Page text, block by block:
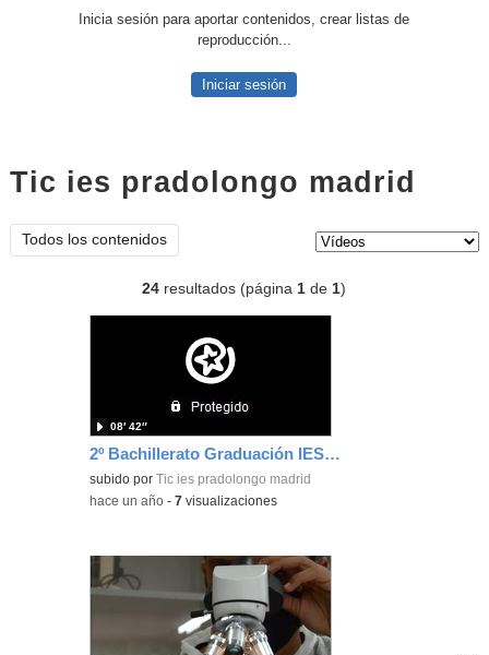
Inicia sesión para aportar contenidos, crear listas de
reproducción...
Iniciar sesión
Tic ies pradolongo madrid
Todos los contenidos
24 resultados (página1 de1)
2º Bachillerato Graduación IES Pradolongo
subido porTic ies pradolongo madrid
08′ 42″
-hace un año -7 visualizaciones